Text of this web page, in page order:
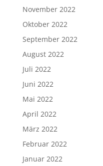
November 2022
Oktober 2022
September 2022
August 2022
Juli 2022
Juni 2022
Mai 2022
April 2022
März 2022
Februar 2022
Januar 2022